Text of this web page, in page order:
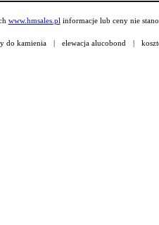
www.hmsales.pl informacje lub ceny nie
do kamienia | elewacja alucobond |